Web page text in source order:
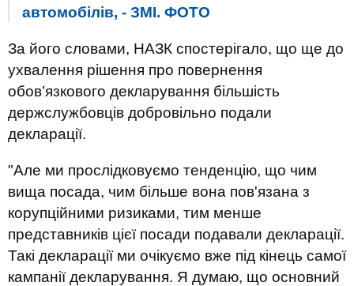
автомобілів, - ЗМІ. ФОТО
За його словами, НАЗК спостерігало, що ще до
ухвалення рішення про повернення
обов’язкового декларування більшість
держслужбовців добровільно подали
декларації.
"Але ми прослідковуємо тенденцію, що чим
вища посада, чим більше вона пов'язана з
корупційними ризиками, тим менше
представників цієї посади подавали декларації.
Такі декларації ми очікуємо вже під кінець самої
кампанії декларування. Я думаю, що основний